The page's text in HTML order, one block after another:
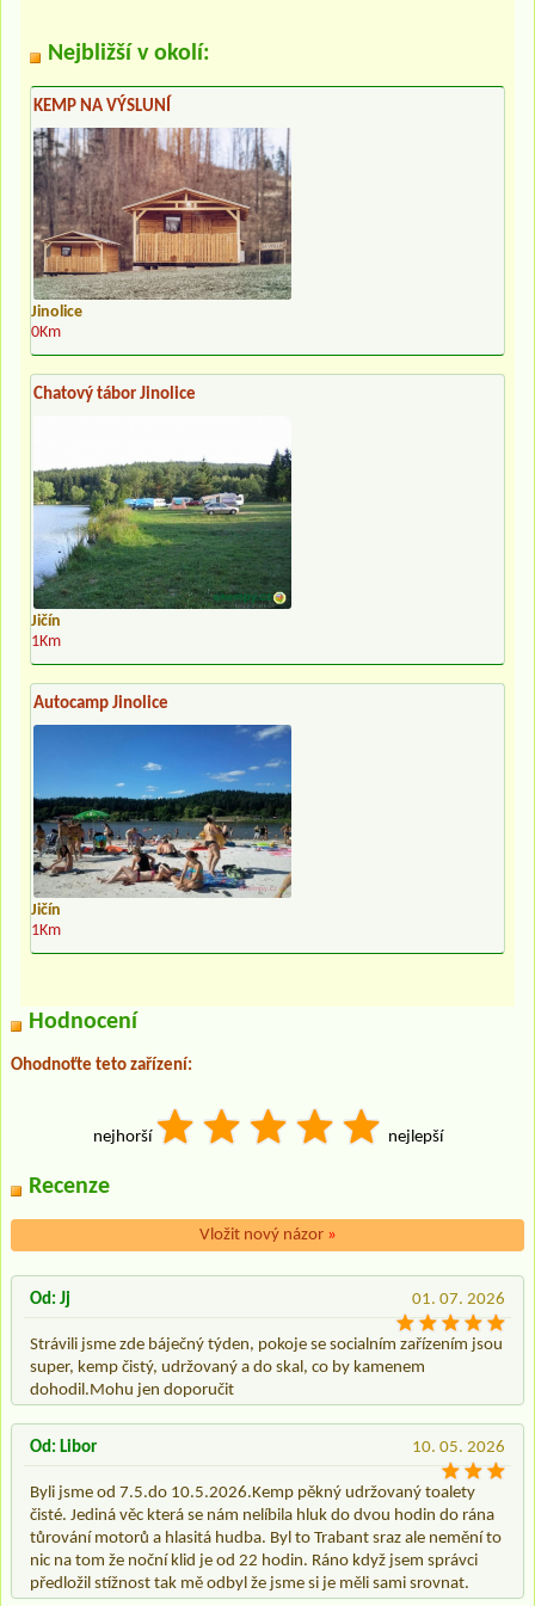
Nejbližší v okolí:
KEMP NA VÝSLUNÍ
Jinolice
0Km
Chatový tábor Jinolice
Jičín
1Km
Autocamp Jinolice
Jičín
1Km
Hodnocení
Ohodnoťte teto zařízení:
nejhorší nejlepší
Recenze
Vložit nový názor »
01. 07. 2026
Od: Jj
Strávili jsme zde báječný týden, pokoje se socialním zařízením jsou
super, kemp čistý, udržovaný a do skal, co by kamenem
dohodil.Mohu jen doporučit
10. 05. 2026
Od: Libor
Byli jsme od 7.5.do 10.5.2026.Kemp pěkný udržovaný toalety
čisté. Jediná věc která se nám nelíbila hluk do dvou hodin do rána
tůrování motorů a hlasitá hudba. Byl to Trabant sraz ale nemění to
nic na tom že noční klid je od 22 hodin. Ráno když jsem správci
předložil stížnost tak mě odbyl že jsme si je měli sami srovnat.